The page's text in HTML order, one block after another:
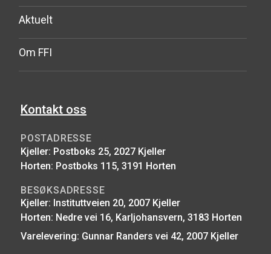
Aktuelt
Om FFI
Kontakt oss
POSTADRESSE
Kjeller: Postboks 25, 2027 Kjeller
Horten: Postboks 115, 3191 Horten
BESØKSADRESSE
Kjeller: Instituttveien 20, 2007 Kjeller
Horten: Nedre vei 16, Karljohansvern, 3183 Horten
Varelevering: Gunnar Randers vei 42, 2007 Kjeller